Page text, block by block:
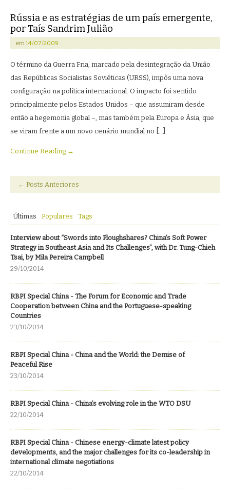
Rússia e as estratégias de um país emergente,
por Taís Sandrim Julião
em14/07/2009
O término da Guerra Fria, marcado pela desintegração da União
das Repúblicas Socialistas Soviéticas (URSS), impôs uma nova
configuração na política internacional. O impacto foi sentido
principalmente pelos Estados Unidos – que assumiram desde
então a hegemonia global –, mas também pela Europa e Ásia, que
se viram frente a um novo cenário mundial no […]
Continue Reading →
← Posts Anteriores
Últimas Populares Tags
Interview about “Swords into Ploughshares? China’s Soft Power
Strategy in Southeast Asia and Its Challenges”, with Dr. Tung-Chieh
Tsai, by Mila Pereira Campbell
29/10/2014
RBPI Special China - The Forum for Economic and Trade
Cooperation between China and the Portuguese-speaking
Countries
23/10/2014
RBPI Special China - China and the World: the Demise of
Peaceful Rise
23/10/2014
RBPI Special China - China’s evolving role in the WTO DSU
22/10/2014
RBPI Special China - Chinese energy-climate latest policy
developments, and the major challenges for its co-leadership in
international climate negotiations
22/10/2014